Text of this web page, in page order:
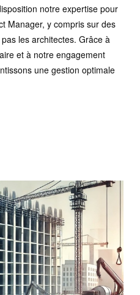
notre expertise pour
Manager, y compris sur des
les architectes. Grâce à
et à notre engagement
une gestion optimale